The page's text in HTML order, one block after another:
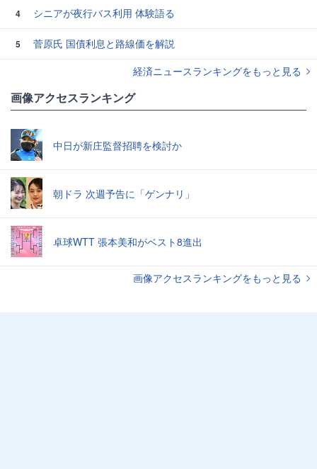
4 シニアが夜行バス利用 体験語る
5
菅原氏 国債利息と路線価を解説
経済ニュースランキングをもっと見る
画像アクセスランキング
中日が新庄監督招聘を検討か
朝ドラ 次週予告に「ゲンナリ」
卓球WTT 張本美和がベスト8進出
画像アクセスランキングをもっと見る